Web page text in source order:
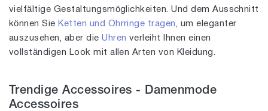
vielfältige Gestaltungsmöglichkeiten. Und dem Ausschnitt
können Sie Ketten und Ohrringe tragen, um eleganter
auszusehen, aber dieUhren verleiht Ihnen einen
vollständigen Look mit allen Arten von Kleidung.
Trendige Accessoires - Damenmode
Accessoires